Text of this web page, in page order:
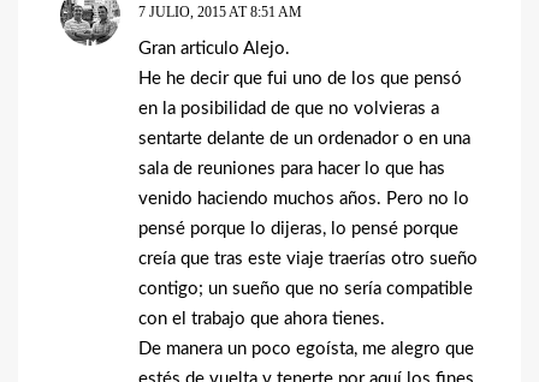
7 JULIO, 2015 AT 8:51 AM
Gran articulo Alejo.
He he decir que fui uno de los que pensó
en la posibilidad de que no volvieras a
sentarte delante de un ordenador o en una
sala de reuniones para hacer lo que has
venido haciendo muchos años. Pero no lo
pensé porque lo dijeras, lo pensé porque
creía que tras este viaje traerías otro sueño
contigo; un sueño que no sería compatible
con el trabajo que ahora tienes.
De manera un poco egoísta, me alegro que